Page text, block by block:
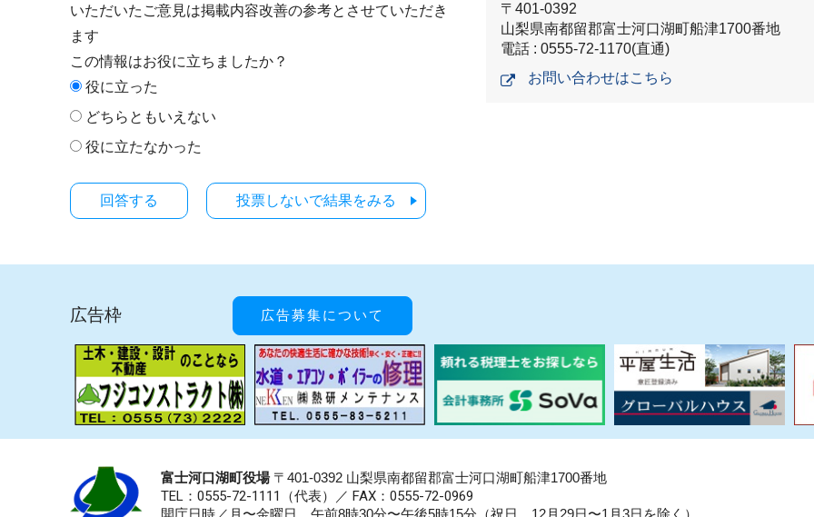
いただいたご意見は掲載内容改善の参考とさせていただき
ます
この情報はお役に立ちましたか？
役に立った
どちらともいえない
役に立たなかった
投票しないで結果をみる
〒401-0392
山梨県南都留郡富士河口湖町船津1700番地
電話 : 0555-72-1170(直通)
お問い合わせはこちら
広告枠 広告募集について
富士河口湖町役場〒401-0392 山梨県南都留郡富士河口湖町船津1700番地
TEL：0555-72-1111 （代表）／ FAX：0555-72-0969
開庁日時／月〜金曜日 午前8時30分〜午後5時15分（祝日、12月29日〜1月3日を除く）